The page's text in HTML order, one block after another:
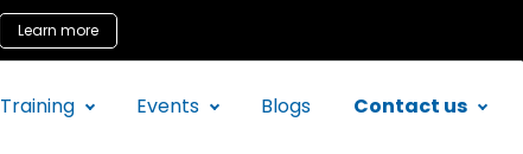
Learn more
Training Events Blogs Contact us